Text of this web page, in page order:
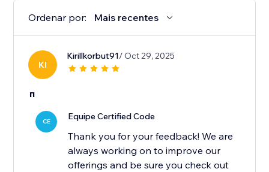
Ordenar por: Mais recentes
KI
Kirillkorbut91/ Oct 29, 2025
п
CE Equipe Certified Code
Thank you for your feedback! We are
always working on to improve our
offerings and be sure you check out